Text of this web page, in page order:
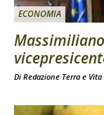
ECONOMIA
Di Redazione Terra e Vita